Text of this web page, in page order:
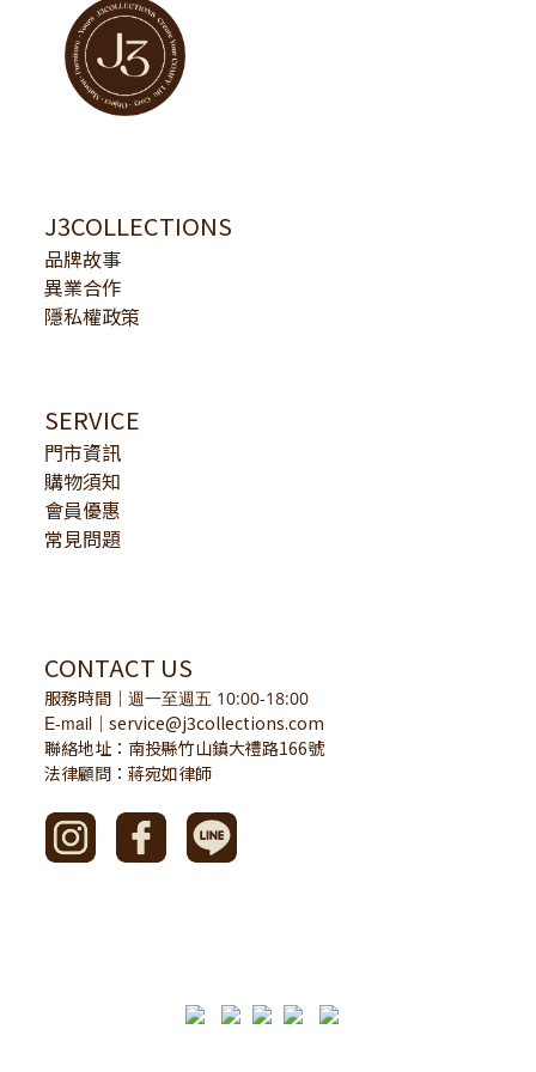
J3COLLECTIONS
品牌故事
異業合作
隱私權政策
SERVICE
門市資訊
購物須知
會員優惠
常見問題
CONTACT US
服務時間 ｜ 週一至週五 10:00-18:00
E-mail ｜ service@j3collections.com
聯絡地址：南投縣竹山鎮大禮路166號
法律顧問：蔣宛如律師